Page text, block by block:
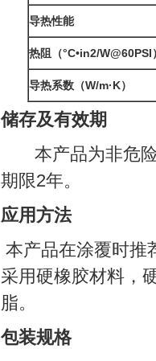
导热性能
热阻（°C•in2/W@60PSI
导热系数（W/m·K）
储存及有效期
本产品为非危险
期限2年。
应用方法
本产品在涂覆时推
采用硬橡胶材料，
脂。
包装规格